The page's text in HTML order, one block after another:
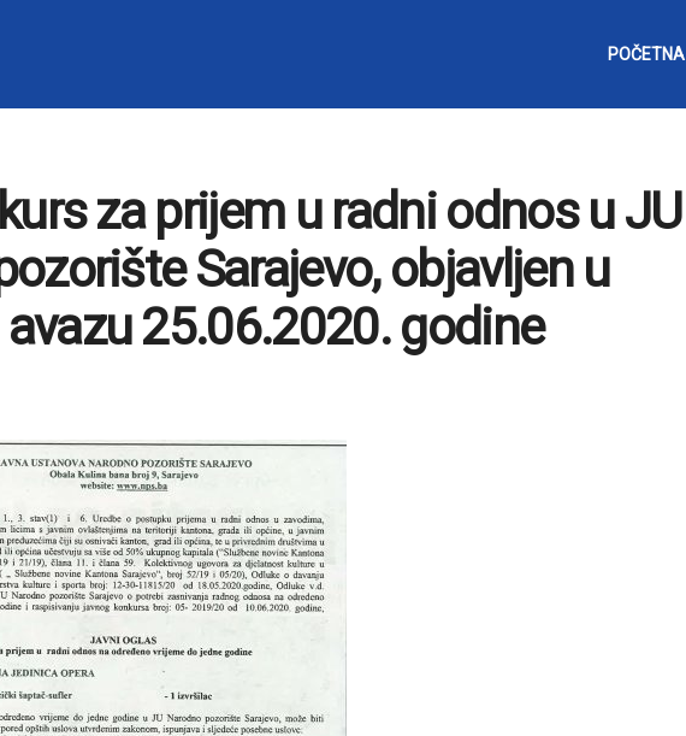
POČETNA
za prijem u radni odnos u JU
Sarajevo, objavljen u
25.06.2020. godine